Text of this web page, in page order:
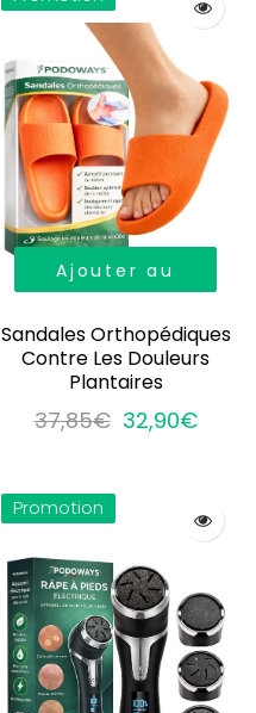
Ajouter au
Sandales Orthopédiques
Contre Les Douleurs
Plantaires
37,85€ 32,90€
Promotion